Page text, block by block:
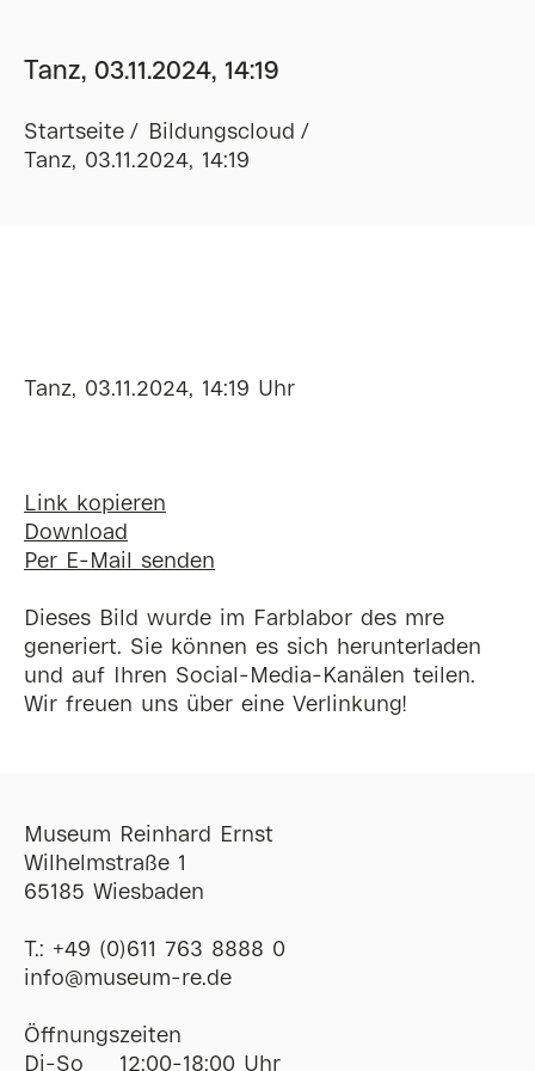
Tanz, 03.11.2024, 14:19
Startseite
Bildungscloud
Tanz, 03.11.2024, 14:19
Tanz, 03.11.2024, 14:19 Uhr
Link kopieren
Download
Per E-Mail senden
Dieses Bild wurde im Farblabor des mre
generiert. Sie können es sich herunterladen
und auf Ihren Social-Media-Kanälen teilen.
Wir freuen uns über eine Verlinkung!
Museum Reinhard Ernst
Wilhelmstraße 1
65185 Wiesbaden
T.: +49 (0)611 763 8888 0
ofni@museum-re de
Öffnungszeiten
Di-So
12:00-18:00 Uhr